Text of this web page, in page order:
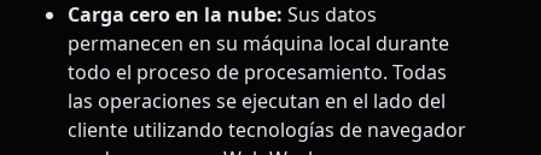
Carga cero en la nube: Sus datos
permanecen en su máquina local durante
todo el proceso de procesamiento. Todas
las operaciones se ejecutan en el lado del
cliente utilizando tecnologías de navegador